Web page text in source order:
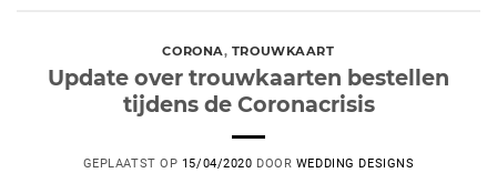
CORONA, TROUWKAART
Update over trouwkaarten bestellen
tijdens de Coronacrisis
GEPLAATST OP 15/04/2020 DOOR WEDDING DESIGNS